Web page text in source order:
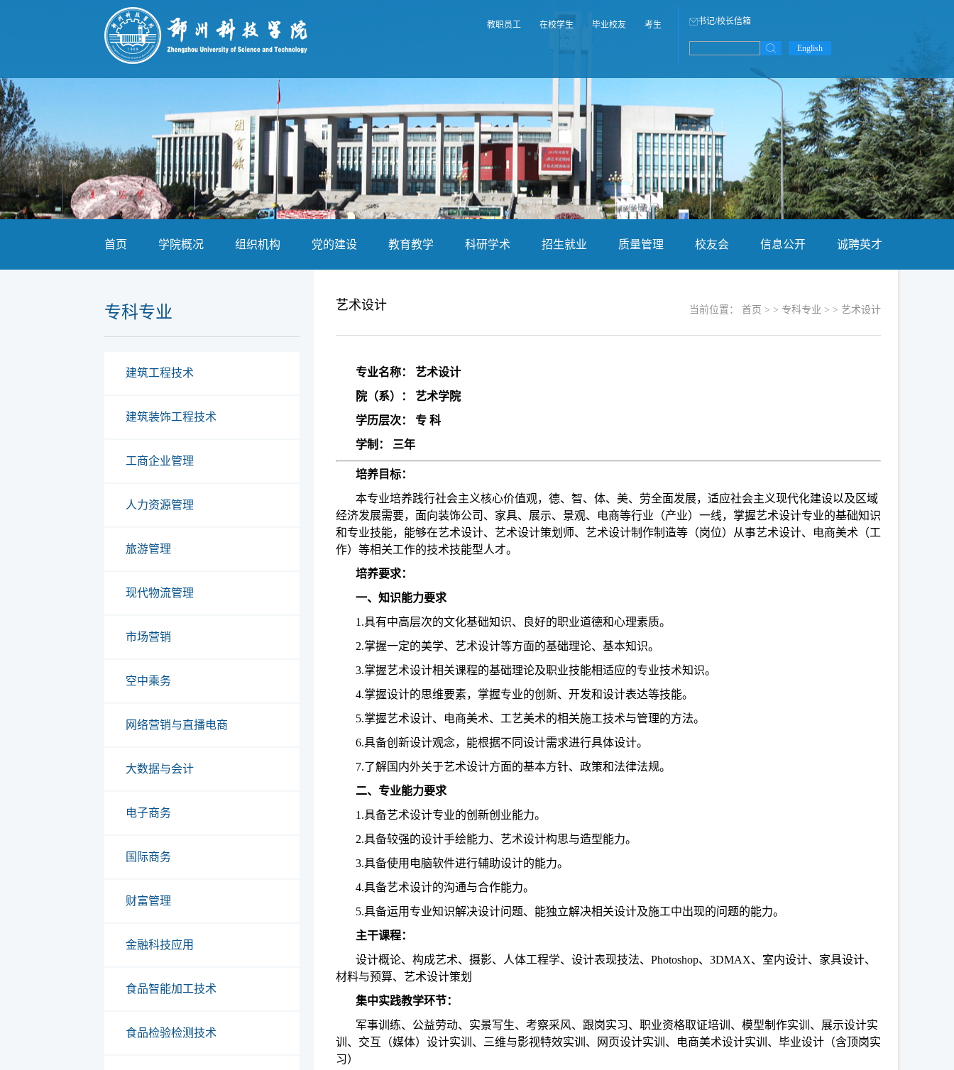
书记/校长信箱
English
教职员工 在校学生 毕业校友 考生
首页 学院概况 组织机构 党的建设 教育教学 科研学术 招生就业 质量管理 校友会 信息公开 诚聘英才
专科专业
建筑工程技术
建筑装饰工程技术
工商企业管理
人力资源管理
旅游管理
现代物流管理
市场营销
空中乘务
网络营销与直播电商
大数据与会计
电子商务
国际商务
财富管理
金融科技应用
食品智能加工技术
食品检验检测技术
艺术设计 当前位置： 首页 > > 专科专业 > > 艺术设计
专业名称： 艺术设计
院（系）： 艺术学院
学历层次： 专 科
学制： 三年
培养目标：
本专业培养践行社会主义核心价值观，德、智、体、美、劳全面发展，适应社会主义现代化建设以及区域
经济发展需要，面向装饰公司、家具、展示、景观、电商等行业（产业）一线，掌握艺术设计专业的基础知识
和专业技能，能够在艺术设计、艺术设计策划师、艺术设计制作制造等（岗位）从事艺术设计、电商美术（工
作）等相关工作的技术技能型人才。
培养要求：
一、知识能力要求
1.具有中高层次的文化基础知识、良好的职业道德和心理素质。
2.掌握一定的美学、艺术设计等方面的基础理论、基本知识。
3.掌握艺术设计相关课程的基础理论及职业技能相适应的专业技术知识。
4.掌握设计的思维要素，掌握专业的创新、开发和设计表达等技能。
5.掌握艺术设计、电商美术、工艺美术的相关施工技术与管理的方法。
6.具备创新设计观念，能根据不同设计需求进行具体设计。
7.了解国内外关于艺术设计方面的基本方针、政策和法律法规。
二、专业能力要求
1.具备艺术设计专业的创新创业能力。
2.具备较强的设计手绘能力、艺术设计构思与造型能力。
3.具备使用电脑软件进行辅助设计的能力。
4.具备艺术设计的沟通与合作能力。
5.具备运用专业知识解决设计问题、能独立解决相关设计及施工中出现的问题的能力。
主干课程：
设计概论、构成艺术、摄影、人体工程学、设计表现技法、Photoshop、3DMAX、室内设计、家具设计、
材料与预算、艺术设计策划
集中实践教学环节：
军事训练、公益劳动、实景写生、考察采风、跟岗实习、职业资格取证培训、模型制作实训、展示设计实
训、交互（媒体）设计实训、三维与影视特效实训、网页设计实训、电商美术设计实训、毕业设计（含顶岗实
习）